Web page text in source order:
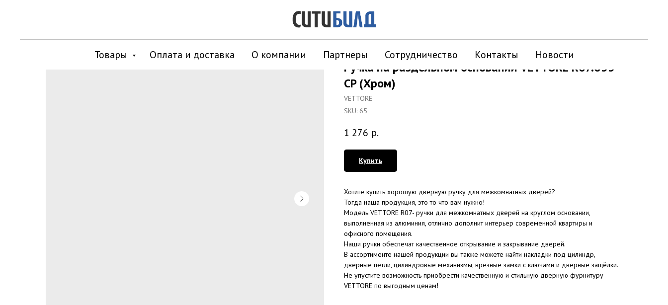
Товары Оплата и доставка О компании Партнеры Сотрудничество Контакты Новости
Ручка на раздельном основании VETTORE R07.033
CP (Хром)
VETTORE
SKU: 65
1 276 р.
Купить
Хотите купить хорошую дверную ручку для межкомнатных дверей?
Тогда наша продукция, это то что вам нужно!
Модель VЕTTORE R07- ручки для межкомнатных дверей на круглом основании,
выполненная из алюминия, отлично дополнит интерьер современной квартиры и
офисного помещения.
Наши ручки обеспечат качественное открывание и закрывание дверей.
В ассортименте нашей продукции вы также можете найти накладки под цилиндр,
дверные петли, цилиндровые механизмы, врезные замки с ключами и дверные защёлки.
Не упустите возможность приобрести качественную и стильную дверную фурнитуру
VETTORE по выгодным ценам!